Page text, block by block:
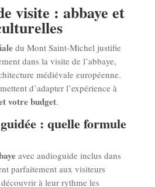
visite : abbaye et
du Mont Saint-Michel justifie
dans la visite de l’abbaye,
médiévale européenne.
d’adapter l’expérience à
votre budget.
: quelle formule
avec audioguide inclus dans
parfaitement aux visiteurs
à leur rythme les